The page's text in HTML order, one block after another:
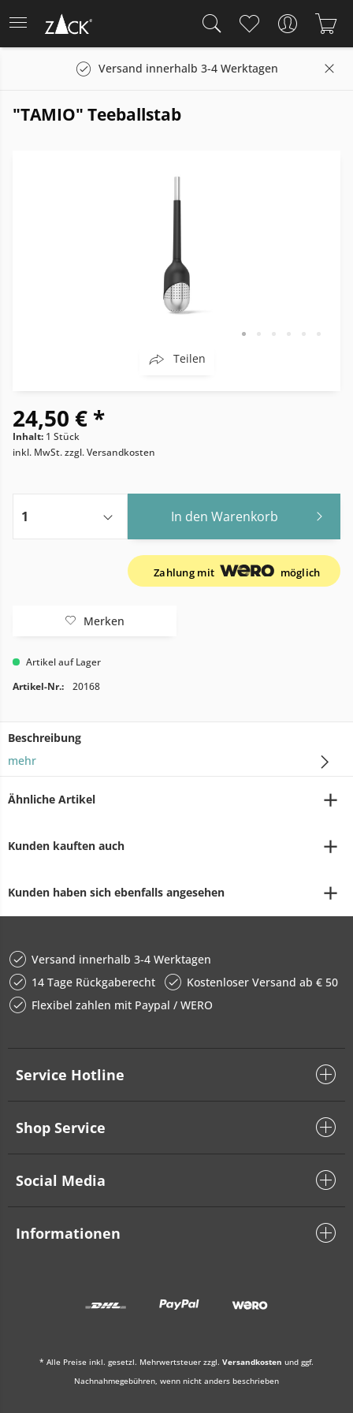
Versand innerhalb 3-4 Werktagen
"TAMIO" Teeballstab
Teilen
24,50 € *
Inhalt: 1 Stück
inkl. MwSt.zzgl. Versandkosten
In den Warenkorb
Zahlung mit möglich
Merken
Artikel auf Lager
Artikel-Nr.:
20168
Beschreibung
mehr
Ähnliche Artikel
Kunden kauften auch
Kunden haben sich ebenfalls angesehen
Versand innerhalb 3-4 Werktagen
14 Tage Rückgaberecht
Kostenloser Versand ab € 50
Flexibel zahlen mit Paypal / WERO
Service Hotline
Shop Service
Social Media
Informationen
* Alle Preise inkl. gesetzl. Mehrwertsteuer zzgl. Versandkosten und ggf.
Nachnahmegebühren, wenn nicht anders beschrieben